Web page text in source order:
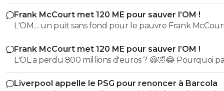
etait top mais depuis quelques match etait en dessus.
et bon vent a lui pour le reste de sa carrière ...
Frank McCourt met 120 ME pour sauver l’OM !
L'OM.... un puit sans fond pour le pauvre Frank
Frank McCourt met 120 ME pour sauver l’OM !
L'OL a perdu 800 millions d'euros ? 😆🤣😂 Pourquoi pas un
milliard tant que tu y es ! ^^
Liverpool appelle le PSG pour renoncer à Barcola